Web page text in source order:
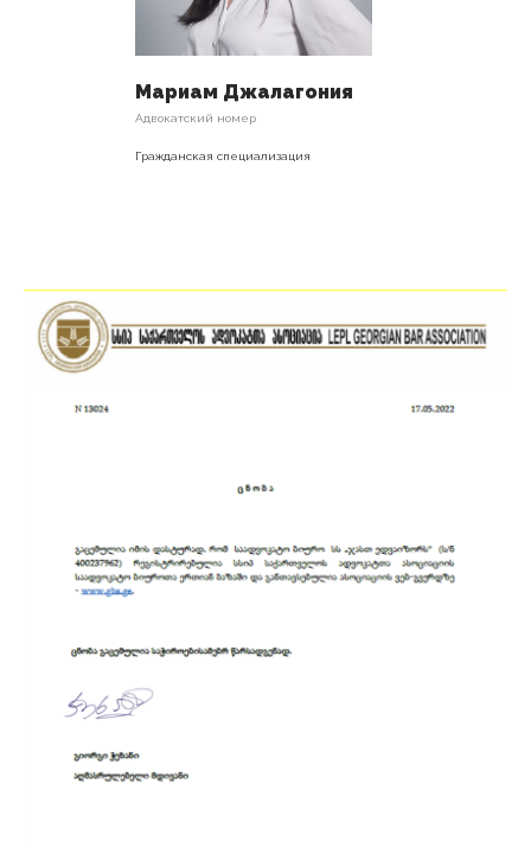
Мариам Джалагония
Адвокатский номер
Гражданская специализация